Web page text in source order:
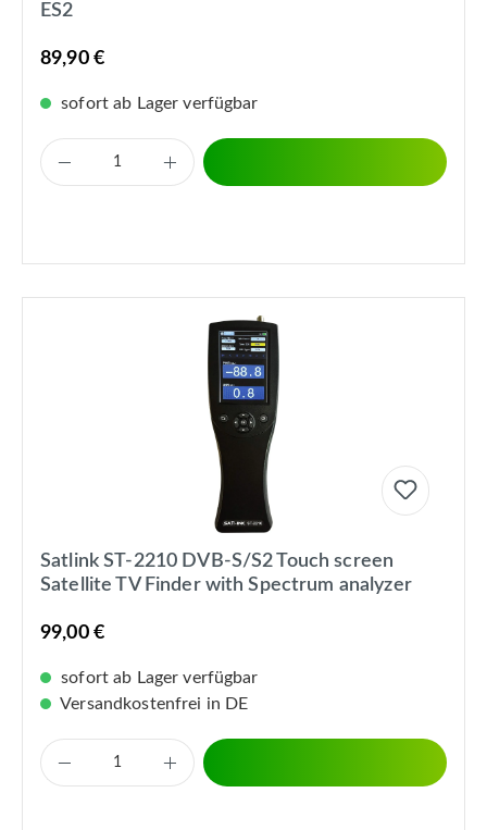
ES2
89,90 €
sofort ab Lager verfügbar
Satlink ST-2210 DVB-S/S2 Touch screen
Satellite TV Finder with Spectrum analyzer
99,00 €
sofort ab Lager verfügbar
Versandkostenfrei in DE